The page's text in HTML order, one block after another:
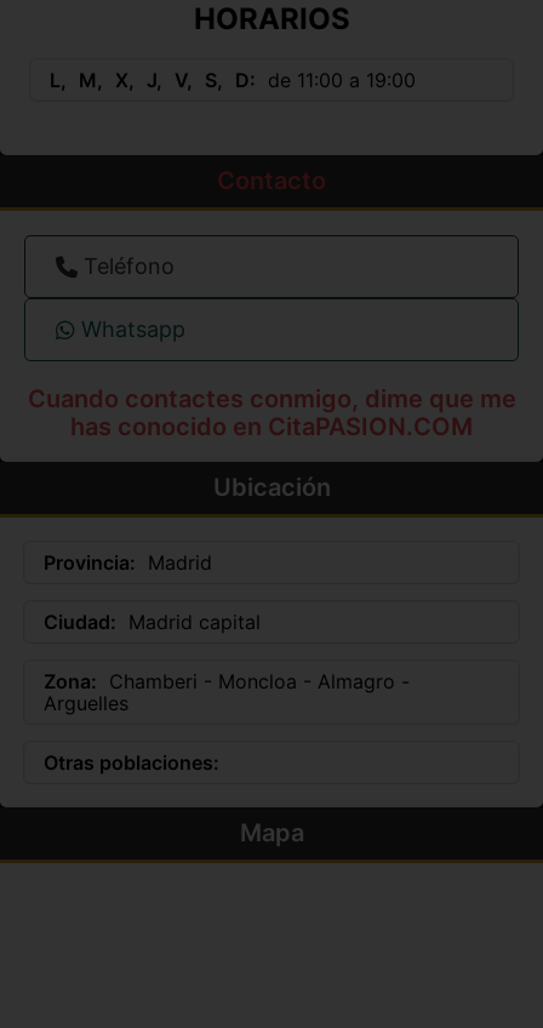
HORARIOS
L M X J V S D de 11:00 a 19:00
Contacto
Teléfono
Whatsapp
Cuando contactes conmigo, dime que me
has conocido en CitaPASION.COM
Ubicación
Provincia: Madrid
Ciudad: Madrid capital
Zona:
Chamberi - Moncloa - Almagro -
Arguelles
Otras poblaciones:
Mapa